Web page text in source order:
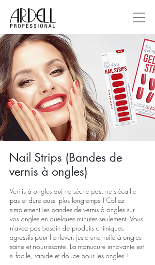
Nail Strips (Bandes de
vernis à ongles)
Vernis à ongles qui ne sèche pas, ne s'écaille
pas et dure aussi plus longtemps ! Collez
simplement les bandes de vernis à ongles sur
vos ongles en quelques minutes seulement. Vous
n'avez pas besoin de produits chimiques
agressifs pour l'enlever, juste une huile à ongles
saine et nourrissante. La manucure innovante est
si facile, rapide et douce pour les ongles !